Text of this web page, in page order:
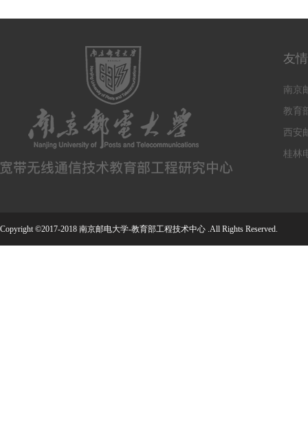
友
南京
教育
西安
桂林
Copyright ©2017-2018 南京邮电大学-教育部工程技术中心 .All Rights Reserved.